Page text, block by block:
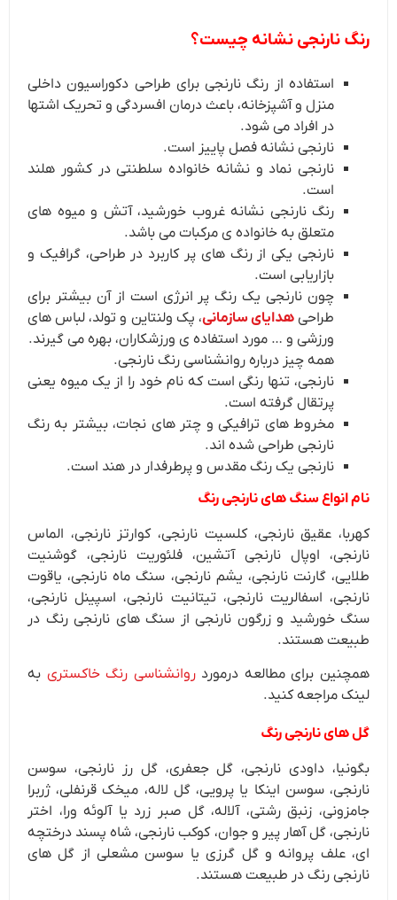
رنگ نارنجی نشانه چیست؟
استفاده از رنگ نارنجی برای طراحی دکوراسیون داخلی
منزل و آشپزخانه، باعث درمان افسردگی و تحریک اشتها
در افراد می شود.
نارنجی نشانه فصل پاییز است.
نارنجی نماد و نشانه خانواده سلطنتی در کشور هلند
است.
رنگ نارنجی نشانه غروب خورشید، آتش و میوه های
متعلق به خانواده ی مرکبات می باشد.
نارنجی یکی از رنگ های پر کاربرد در طراحی، گرافیک و
بازاریابی است.
چون نارنجی یک رنگ پر انرژی است از آن بیشتر برای
طراحیهدایای سازمانی، پک ولنتاین و تولد، لباس های
ورزشی و … مورد استفاده ی ورزشکاران، بهره می گیرند.
همه چیز درباره روانشناسی رنگ نارنجی.
نارنجی، تنها رنگی است که نام خود را از یک میوه یعنی
پرتقال گرفته است.
مخروط های ترافیکی و چتر های نجات، بیشتر به رنگ
نارنجی طراحی شده اند.
نارنجی یک رنگ مقدس و پرطرفدار در هند است.
نام انواع سنگ های نارنجی رنگ
کهربا، عقیق نارنجی، کلسیت نارنجی، کوارتز نارنجی، الماس
نارنجی، اوپال نارنجی آتشین، فلئوریت نارنجی، گوشنیت
طلایی، گارنت نارنجی، یشم نارنجی، سنگ ماه نارنجی، یاقوت
نارنجی، اسفالریت نارنجی، تیتانیت نارنجی، اسپینل نارنجی،
سنگ خورشید و زرگون نارنجی از سنگ های نارنجی رنگ در
طبیعت هستند.
همچنین برای مطالعه درموردروانشناسی رنگ خاکستری به
لینک مراجعه کنید.
گل های نارنجی رنگ
بگونیا، داودی نارنجی، گل جعفری، گل رز نارنجی، سوسن
نارنجی، سوسن اینکا یا پرویی، گل لاله، میخک قرنفلی، ژربرا
جامزونی، زنبق رشتی، آلاله، گل صبر زرد یا آلوئه ورا، اختر
نارنجی، گل آهار پیر و جوان، کوکب نارنجی، شاه پسند درختچه
ای، علف پروانه و گل گرزی یا سوسن مشعلی از گل های
نارنجی رنگ در طبیعت هستند.